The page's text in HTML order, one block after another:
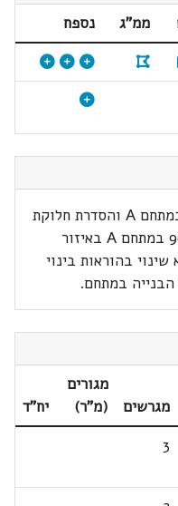
ממ"ג
נספח
שינוי הוראות בינוי במגרש 102 במתחם A והסדרת חלוקת
הזכויות בין המגרשים 96,100,102 במתחם A באיזור
בהוראות בינוי
במתחם.
מגרשים
מגורים
(מ"ר)
יח"ד
3